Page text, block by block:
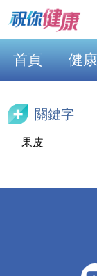
首頁 健
關鍵字
果皮